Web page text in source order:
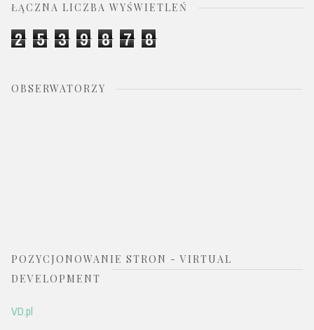
ŁĄCZNA LICZBA WYŚWIETLEŃ
2 5 3 9 8 7 8
OBSERWATORZY
POZYCJONOWANIE STRON - VIRTUAL
DEVELOPMENT
VD.pl